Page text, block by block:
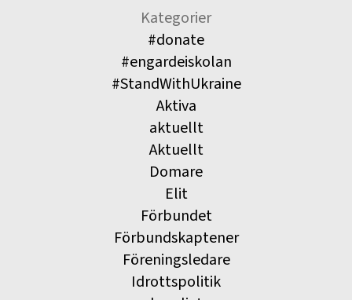
Kategorier
#donate
#engardeiskolan
#StandWithUkraine
Aktiva
aktuellt
Aktuellt
Domare
Elit
Förbundet
Förbundskaptener
Föreningsledare
Idrottspolitik